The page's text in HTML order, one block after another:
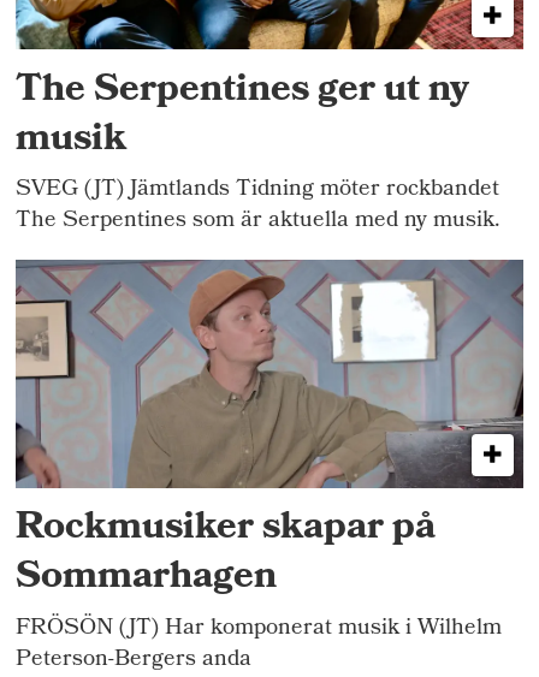
The Serpentines ger ut ny
musik
SVEG (JT) Jämtlands Tidning möter rockbandet
The Serpentines som är aktuella med ny musik.
Rockmusiker skapar på
Sommarhagen
FRÖSÖN (JT) Har komponerat musik i Wilhelm
Peterson-Bergers anda